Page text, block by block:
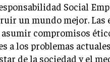
Social
un mundo mejor. Las
compromisos
a los problemas
de la sociedad y el